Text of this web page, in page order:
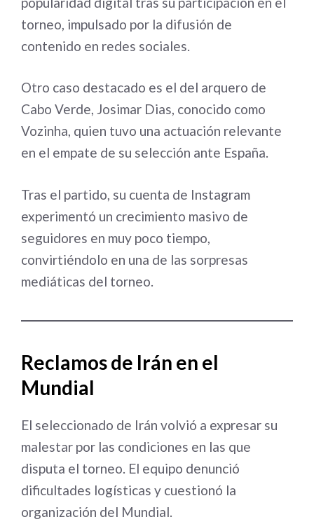
torneo, impulsado por la difusión de
contenido en redes sociales.
Otro caso destacado es el del arquero de
Cabo Verde, Josimar Dias, conocido como
Vozinha, quien tuvo una actuación relevante
en el empate de su selección ante España.
Tras el partido, su cuenta de Instagram
experimentó un crecimiento masivo de
seguidores en muy poco tiempo,
convirtiéndolo en una de las sorpresas
mediáticas del torneo.
Reclamos de Irán en el
Mundial
El seleccionado de Irán volvió a expresar su
malestar por las condiciones en las que
disputa el torneo. El equipo denunció
dificultades logísticas y cuestionó la
organización del Mundial.